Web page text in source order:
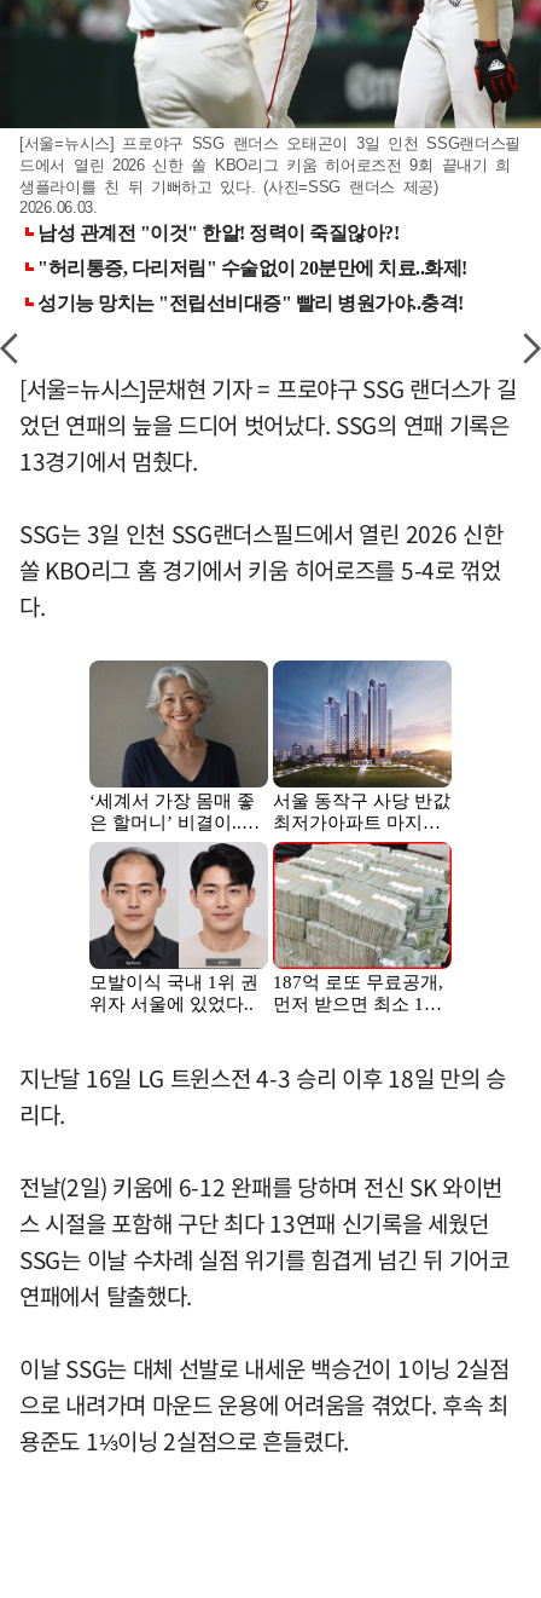
[서울=뉴시스] 프로야구 SSG 랜더스 오태곤이 3일 인천 SSG랜더스필
드에서 열린 2026 신한 쏠 KBO리그 키움 히어로즈전 9회 끝내기 희
생플라이를 친 뒤 기뻐하고 있다. (사진=SSG 랜더스 제공)
2026.06.03.
[서울=뉴시스]문채현 기자 = 프로야구 SSG 랜더스가 길
었던 연패의 늪을 드디어 벗어났다. SSG의 연패 기록은
13경기에서 멈췄다.
SSG는 3일 인천 SSG랜더스필드에서 열린 2026 신한
쏠 KBO리그 홈 경기에서 키움 히어로즈를 5-4로 꺾었
다.
지난달 16일 LG 트윈스전 4-3 승리 이후 18일 만의 승
리다.
전날(2일) 키움에 6-12 완패를 당하며 전신 SK 와이번
스 시절을 포함해 구단 최다 13연패 신기록을 세웠던
SSG는 이날 수차례 실점 위기를 힘겹게 넘긴 뒤 기어코
연패에서 탈출했다.
이날 SSG는 대체 선발로 내세운 백승건이 1이닝 2실점
으로 내려가며 마운드 운용에 어려움을 겪었다. 후속 최
용준도 1⅓이닝 2실점으로 흔들렸다.